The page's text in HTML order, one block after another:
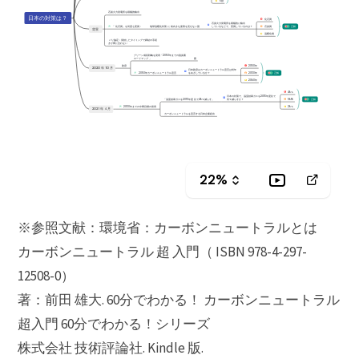
※参照文献：環境省：カーボンニュートラルとは
カーボンニュートラル 超 入門（ ISBN 978-4-297-
12508-0）
著：前田 雄大. 60分でわかる！ カーボンニュートラル
超入門 60分でわかる！シリーズ
株式会社 技術評論社. Kindle 版.